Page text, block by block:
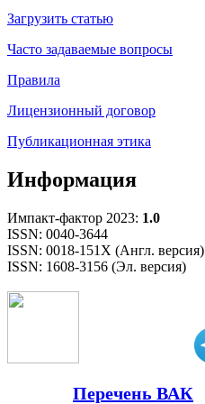
Загрузить статью
Часто задаваемые вопросы
Правила
Лицензионный договор
Публикационная этика
Информация
Импакт-фактор 2023: 1.0
ISSN: 0040-3644
ISSN: 0018-151X (Англ. версия)
ISSN: 1608-3156 (Эл. версия)
Перечень ВАК